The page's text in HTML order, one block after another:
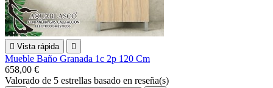
 Vista rápida 
Mueble Baño Granada 1c 2p 120 Cm
658,00 €
Valorado de 5 estrellas basado en reseña(s)